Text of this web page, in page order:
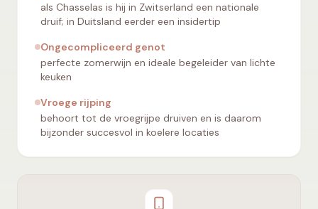
als Chasselas is hij in Zwitserland een nationale
druif; in Duitsland eerder een insidertip
Ongecompliceerd genot
perfecte zomerwijn en ideale begeleider van lichte
keuken
Vroege rijping
behoort tot de vroegrijpe druiven en is daarom
bijzonder succesvol in koelere locaties